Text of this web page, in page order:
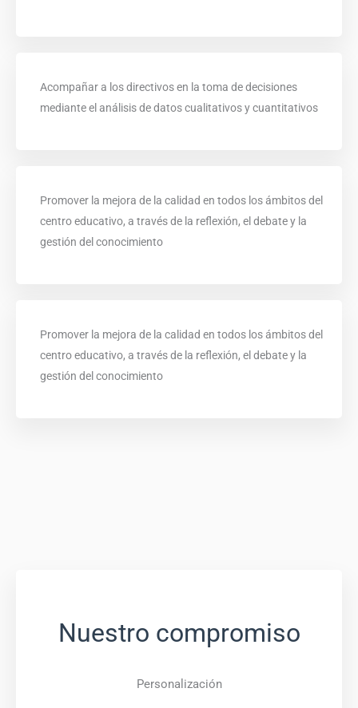
Acompañar a los directivos en la toma de decisiones
mediante el análisis de datos cualitativos y cuantitativos
Promover la mejora de la calidad en todos los ámbitos del
centro educativo, a través de la reflexión, el debate y la
gestión del conocimiento
Promover la mejora de la calidad en todos los ámbitos del
centro educativo, a través de la reflexión, el debate y la
gestión del conocimiento
Nuestro compromiso
Personalización